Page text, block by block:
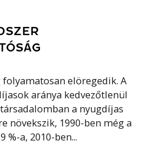
folyamatosan elöregedik. A
aránya kedvezőtlenül
a nyugdíjas
növekszik, 1990-ben még a
%-a, 2010-ben...